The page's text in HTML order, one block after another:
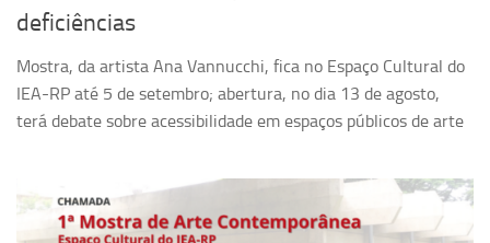
deficiências
Mostra, da artista Ana Vannucchi, fica no Espaço Cultural do
IEA-RP até 5 de setembro; abertura, no dia 13 de agosto,
terá debate sobre acessibilidade em espaços públicos de arte